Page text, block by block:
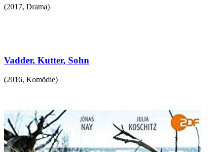
(2017, Drama)
Vadder, Kutter, Sohn
(2016, Komödie)